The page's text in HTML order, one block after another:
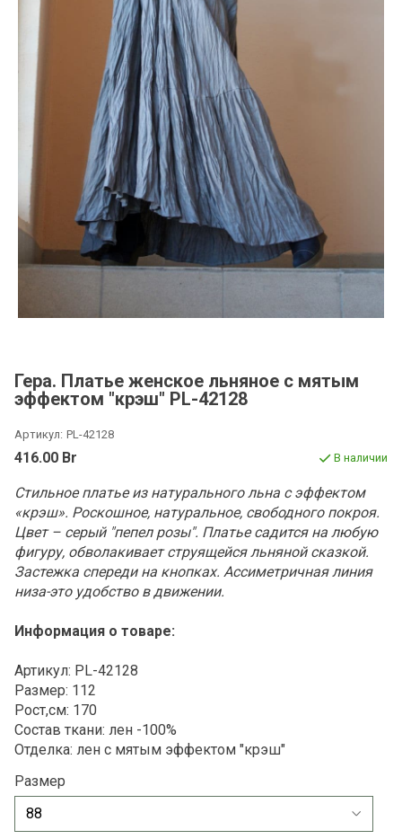
Гера. Платье женское льняное с мятым
эффектом "крэш" PL-42128
Артикул: PL-42128
416.00 Br В наличии
Стильное платье из натурального льна с эффектом
«крэш». Роскошное, натуральное, свободного покроя.
Цвет – серый "пепел розы". Платье садится на любую
фигуру, обволакивает струящейся льняной сказкой.
Застежка спереди на кнопках. Ассиметричная линия
низа-это удобство в движении.
Информация о товаре:
Артикул: PL-42128
Размер: 112
Рост,см: 170
Состав ткани: лен -100%
Отделка: лен с мятым эффектом "крэш"
Размер